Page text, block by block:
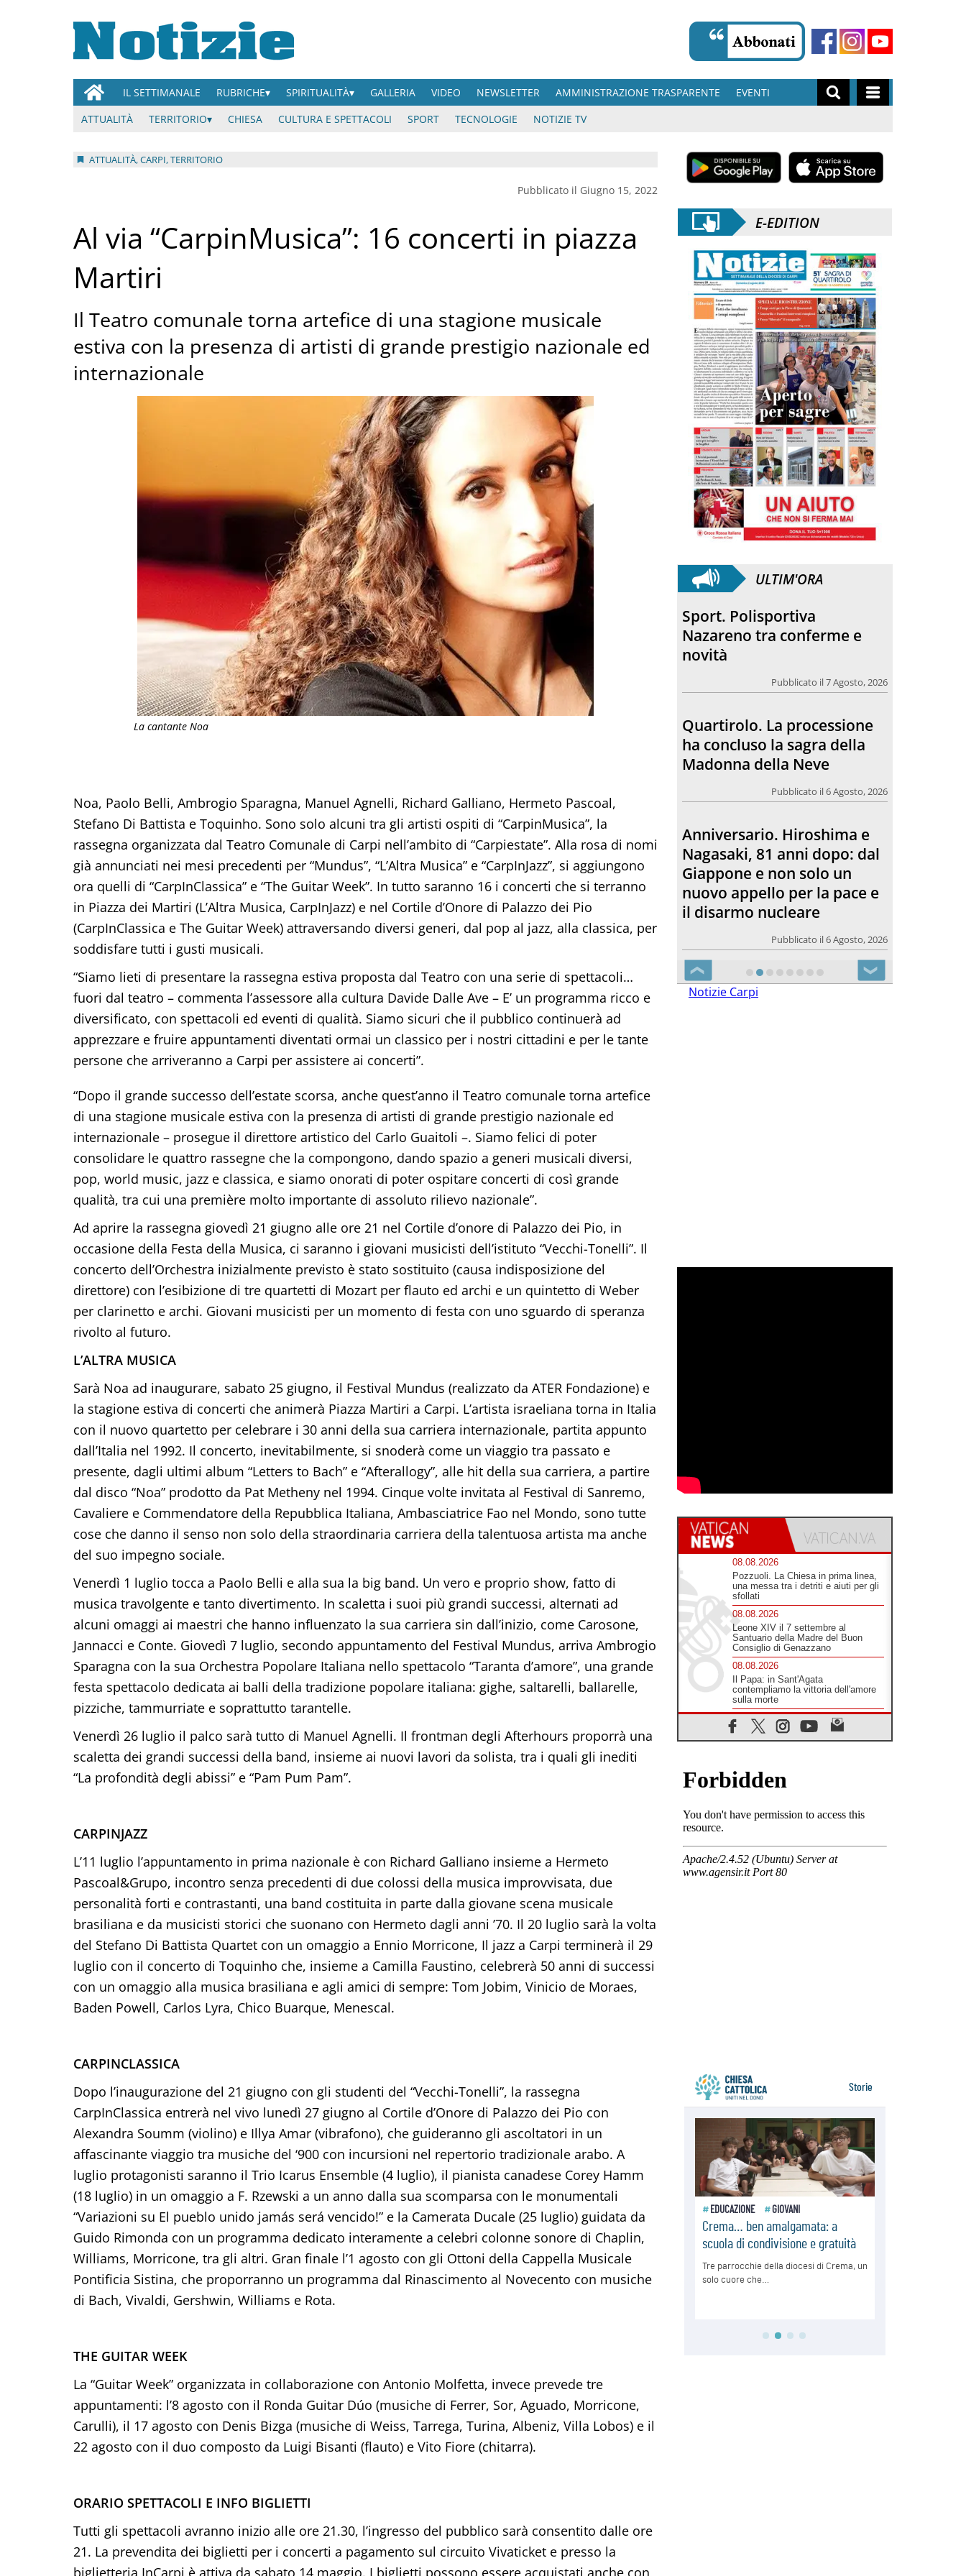
IL SETTIMANALE RUBRICHE SPIRITUALITÀ GALLERIA VIDEO NEWSLETTER AMMINISTRAZIONE TRASPARENTE
EVENTI
ATTUALITÀ
TERRITORIO CHIESA CULTURA E SPETTACOLI SPORT TECNOLOGIE NOTIZIE TV
ATTUALITÀ, CARPI, TERRITORIO
Pubblicato il Giugno 15, 2022
Al via “CarpinMusica”: 16 concerti in piazza
Martiri
Il Teatro comunale torna artefice di una stagione musicale
estiva con la presenza di artisti di grande prestigio nazionale ed
internazionale
La cantante Noa
Noa, Paolo Belli, Ambrogio Sparagna, Manuel Agnelli, Richard Galliano, Hermeto Pascoal,
Stefano Di Battista e Toquinho. Sono solo alcuni tra gli artisti ospiti di “CarpinMusica”, la
rassegna organizzata dal Teatro Comunale di Carpi nell’ambito di “Carpiestate”. Alla rosa di nomi
già annunciati nei mesi precedenti per “Mundus”, “L’Altra Musica” e “CarpInJazz”, si aggiungono
ora quelli di “CarpInClassica” e “The Guitar Week”. In tutto saranno 16 i concerti che si terranno
in Piazza dei Martiri (L’Altra Musica, CarpInJazz) e nel Cortile d’Onore di Palazzo dei Pio
(CarpInClassica e The Guitar Week) attraversando diversi generi, dal pop al jazz, alla classica, per
soddisfare tutti i gusti musicali.
“Siamo lieti di presentare la rassegna estiva proposta dal Teatro con una serie di spettacoli…
fuori dal teatro – commenta l’assessore alla cultura Davide Dalle Ave – E’ un programma ricco e
diversificato, con spettacoli ed eventi di qualità. Siamo sicuri che il pubblico continuerà ad
apprezzare e fruire appuntamenti diventati ormai un classico per i nostri cittadini e per le tante
persone che arriveranno a Carpi per assistere ai concerti”.
“Dopo il grande successo dell’estate scorsa, anche quest’anno il Teatro comunale torna artefice
di una stagione musicale estiva con la presenza di artisti di grande prestigio nazionale ed
internazionale – prosegue il direttore artistico del Carlo Guaitoli –. Siamo felici di poter
consolidare le quattro rassegne che la compongono, dando spazio a generi musicali diversi,
pop, world music, jazz e classica, e siamo onorati di poter ospitare concerti di così grande
qualità, tra cui una première molto importante di assoluto rilievo nazionale”.
Ad aprire la rassegna giovedì 21 giugno alle ore 21 nel Cortile d’onore di Palazzo dei Pio, in
occasione della Festa della Musica, ci saranno i giovani musicisti dell’istituto “Vecchi-Tonelli”. Il
concerto dell’Orchestra inizialmente previsto è stato sostituito (causa indisposizione del
direttore) con l’esibizione di tre quartetti di Mozart per flauto ed archi e un quintetto di Weber
per clarinetto e archi. Giovani musicisti per un momento di festa con uno sguardo di speranza
rivolto al futuro.
L’ALTRA MUSICA
Sarà Noa ad inaugurare, sabato 25 giugno, il Festival Mundus (realizzato da ATER Fondazione) e
la stagione estiva di concerti che animerà Piazza Martiri a Carpi. L’artista israeliana torna in Italia
con il nuovo quartetto per celebrare i 30 anni della sua carriera internazionale, partita appunto
dall’Italia nel 1992. Il concerto, inevitabilmente, si snoderà come un viaggio tra passato e
presente, dagli ultimi album “Letters to Bach” e “Afterallogy”, alle hit della sua carriera, a partire
dal disco “Noa” prodotto da Pat Metheny nel 1994. Cinque volte invitata al Festival di Sanremo,
Cavaliere e Commendatore della Repubblica Italiana, Ambasciatrice Fao nel Mondo, sono tutte
cose che danno il senso non solo della straordinaria carriera della talentuosa artista ma anche
del suo impegno sociale.
Venerdì 1 luglio tocca a Paolo Belli e alla sua la big band. Un vero e proprio show, fatto di
musica travolgente e tanto divertimento. In scaletta i suoi più grandi successi, alternati ad
alcuni omaggi ai maestri che hanno influenzato la sua carriera sin dall’inizio, come Carosone,
Jannacci e Conte. Giovedì 7 luglio, secondo appuntamento del Festival Mundus, arriva Ambrogio
Sparagna con la sua Orchestra Popolare Italiana nello spettacolo “Taranta d’amore”, una grande
festa spettacolo dedicata ai balli della tradizione popolare italiana: gighe, saltarelli, ballarelle,
pizziche, tammurriate e soprattutto tarantelle.
Venerdì 26 luglio il palco sarà tutto di Manuel Agnelli. Il frontman degli Afterhours proporrà una
scaletta dei grandi successi della band, insieme ai nuovi lavori da solista, tra i quali gli inediti
“La profondità degli abissi” e “Pam Pum Pam”.
CARPINJAZZ
L’11 luglio l’appuntamento in prima nazionale è con Richard Galliano insieme a Hermeto
Pascoal&Grupo, incontro senza precedenti di due colossi della musica improvvisata, due
personalità forti e contrastanti, una band costituita in parte dalla giovane scena musicale
brasiliana e da musicisti storici che suonano con Hermeto dagli anni ’70. Il 20 luglio sarà la volta
del Stefano Di Battista Quartet con un omaggio a Ennio Morricone, Il jazz a Carpi terminerà il 29
luglio con il concerto di Toquinho che, insieme a Camilla Faustino, celebrerà 50 anni di successi
con un omaggio alla musica brasiliana e agli amici di sempre: Tom Jobim, Vinicio de Moraes,
Baden Powell, Carlos Lyra, Chico Buarque, Menescal.
CARPINCLASSICA
Dopo l’inaugurazione del 21 giugno con gli studenti del “Vecchi-Tonelli”, la rassegna
CarpInClassica entrerà nel vivo lunedì 27 giugno al Cortile d’Onore di Palazzo dei Pio con
Alexandra Soumm (violino) e Illya Amar (vibrafono), che guideranno gli ascoltatori in un
affascinante viaggio tra musiche del ‘900 con incursioni nel repertorio tradizionale arabo. A
luglio protagonisti saranno il Trio Icarus Ensemble (4 luglio), il pianista canadese Corey Hamm
(18 luglio) in un omaggio a F. Rzewski a un anno dalla sua scomparsa con le monumentali
“Variazioni su El pueblo unido jamás será vencido!” e la Camerata Ducale (25 luglio) guidata da
Guido Rimonda con un programma dedicato interamente a celebri colonne sonore di Chaplin,
Williams, Morricone, tra gli altri. Gran finale l’1 agosto con gli Ottoni della Cappella Musicale
Pontificia Sistina, che proporranno un programma dal Rinascimento al Novecento con musiche
di Bach, Vivaldi, Gershwin, Williams e Rota.
THE GUITAR WEEK
La “Guitar Week” organizzata in collaborazione con Antonio Molfetta, invece prevede tre
appuntamenti: l’8 agosto con il Ronda Guitar Dúo (musiche di Ferrer, Sor, Aguado, Morricone,
Carulli), il 17 agosto con Denis Bizga (musiche di Weiss, Tarrega, Turina, Albeniz, Villa Lobos) e il
22 agosto con il duo composto da Luigi Bisanti (flauto) e Vito Fiore (chitarra).
ORARIO SPETTACOLI E INFO BIGLIETTI
Tutti gli spettacoli avranno inizio alle ore 21.30, l’ingresso del pubblico sarà consentito dalle ore
21. La prevendita dei biglietti per i concerti a pagamento sul circuito Vivaticket e presso la
biglietteria InCarpi è attiva da sabato 14 maggio. I biglietti possono essere acquistati anche con
E-EDITION
ULTIM'ORA
Quartirolo. La processione
ha concluso la sagra della
Madonna della Neve
Pubblicato il 6 Agosto, 2026
Anniversario. Hiroshima e
Nagasaki, 81 anni dopo: dal
Giappone e non solo un
nuovo appello per la pace e
il disarmo nucleare
Pubblicato il 6 Agosto, 2026
Morto Francesco Guccini.
L’amico teologo, “un faro
per molti: coerente fino alla
Pubblicato il 6 Agosto, 2026
❮
08.08.2026
Pozzuoli. La Chiesa in prima linea,
una messa tra i detriti e aiuti per gli
sfollati
08.08.2026
Leone XIV il 7 settembre al
Santuario della Madre del Buon
Consiglio di Genazzano
08.08.2026
Il Papa: in Sant'Agata
contempliamo la vittoria dell'amore
sulla morte
08.08.2026
08.08.2026
identifica coi senzatetto
SIGNIS 2026, la comunicazione al
servizio del Vangelo
08.08.2026